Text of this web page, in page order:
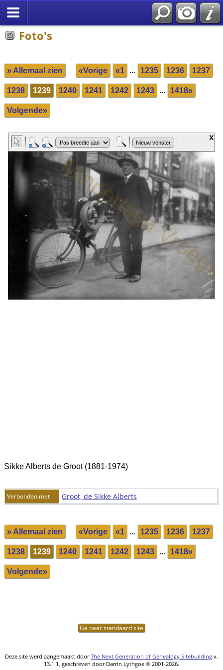
Foto's
» Allemaal zien «Vorige «1 ... 1235 1236 1237
1238 1239 1240 1241 1242 1243 ... 1418»
Volgende»
Sikke Alberts de Groot (1881-1974)
Verbonden met Groot, de Sikke Alberts
» Allemaal zien «Vorige «1 ... 1235 1236 1237
1238 1239 1240 1241 1242 1243 ... 1418»
Volgende»
Ga naar standaard site
Deze site werd aangemaakt doorThe Next Generation of Genealogy Sitebuilding v.
13.1.1, geschreven door Darrin Lythgoe © 2001-2026.